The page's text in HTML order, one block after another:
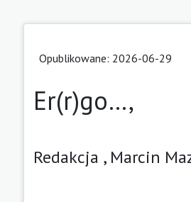
Opublikowane: 2026-06-29
Er(r)go…,
Redakcja , Marcin